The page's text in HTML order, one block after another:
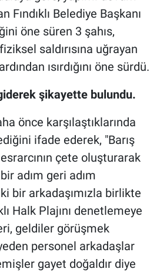
Belediye Başkanı
öne süren 3 şahıs,
saldırısına uğrayan
ısırdığını öne sürdü.
şikayette bulundu.
önce karşılaştıklarında
ifade ederek, "Barış
çete oluşturarak
adım geri adım
bir arkadaşımızla birlikte
Halk Plajını denetlemeye
geldiler görüşmek
personel arkadaşlar
gayet doğaldır diye